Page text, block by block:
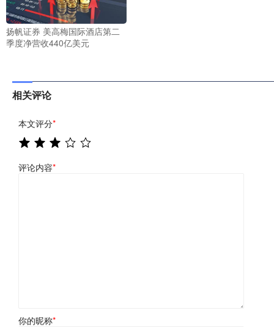
扬帆证券 美高梅国际酒店第二
季度净营收440亿美元
相关评论
本文评分*
评论内容*
你的昵称*